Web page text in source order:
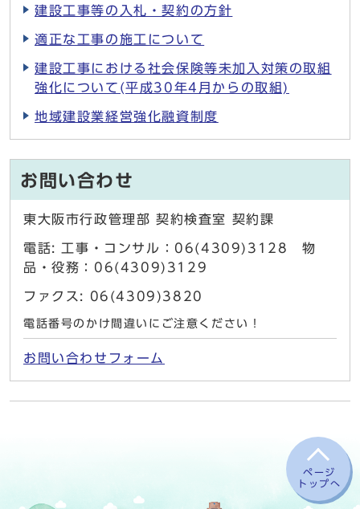
建設工事等の入札・契約の方針
適正な工事の施工について
建設工事における社会保険等未加入対策の取組
強化について(平成30年4月からの取組)
地域建設業経営強化融資制度
お問い合わせ
東大阪市行政管理部 契約検査室 契約課
電話: 工事・コンサル：06(4309)3128 物
品・役務：06(4309)3129
ファクス: 06(4309)3820
電話番号のかけ間違いにご注意ください！
お問い合わせフォーム
ページ
トップへ